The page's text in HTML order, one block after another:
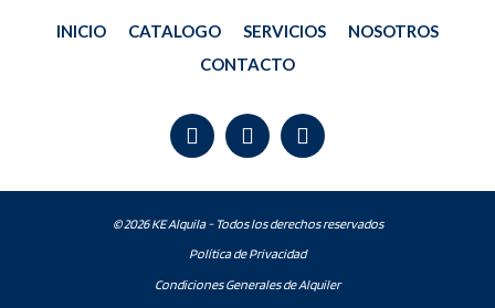
INICIO CATALOGO SERVICIOS
NOSOTROS
CONTACTO
© 2026 KE Alquila - Todos los derechos reservados
Política de Privacidad
Condiciones Generales de Alquiler